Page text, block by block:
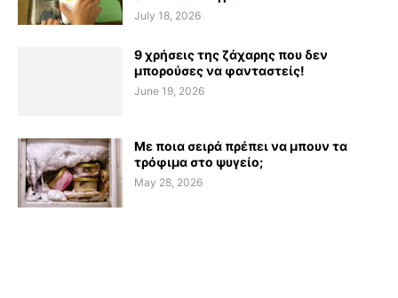
July 18, 2026
9 χρήσεις της ζάχαρης που δεν
μπορούσες να φανταστείς!
June 19, 2026
Με ποια σειρά πρέπει να μπουν τα
τρόφιμα στο ψυγείο;
May 28, 2026